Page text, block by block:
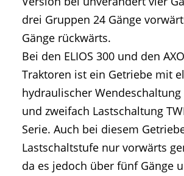
drei Gruppen 24 Gänge
Gänge rückwärts.
Bei den ELIOS 300 und den
Traktoren ist ein Getriebe mit
hydraulischer Wendeschaltung
und zweifach Lastschaltung
Serie. Auch bei diesem
Lastschaltstufe nur vorwärts
da es jedoch über fünf Gänge